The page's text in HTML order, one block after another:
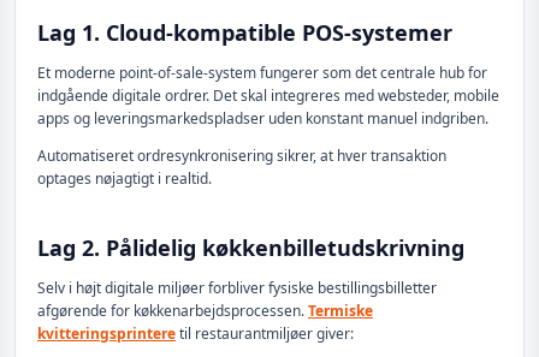
Lag 1. Cloud-kompatible POS-systemer
Et moderne point-of-sale-system fungerer som det centrale hub for
indgående digitale ordrer. Det skal integreres med websteder, mobile
apps og leveringsmarkedspladser uden konstant manuel indgriben.
Automatiseret ordresynkronisering sikrer, at hver transaktion
optages nøjagtigt i realtid.
Lag 2. Pålidelig køkkenbilletudskrivning
Selv i højt digitale miljøer forbliver fysiske bestillingsbilletter
afgørende for køkkenarbejdsprocessen.Termiske
kvitteringsprinteretil restaurantmiljøer giver: